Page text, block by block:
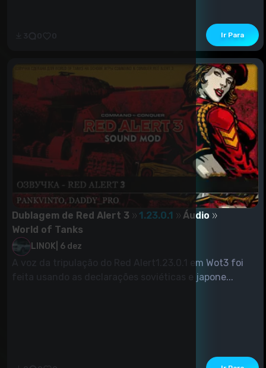
Ir Para
Dublagem de Red Alert 3 1.23.0.1
Áudio
World of Tanks
LINOK 6 dez
A voz da tripulação do Red Alert1.23.0.1 em Wot3 foi
feita usando as declarações soviéticas e japone...